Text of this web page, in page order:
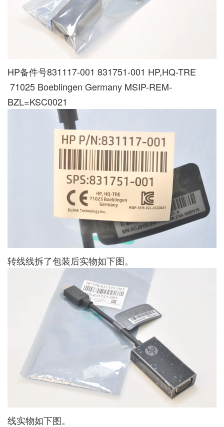
HP备件号831117-001 831751-001 HP,HQ-TRE
71025 Boeblingen Germany MSIP-REM-
BZL=KSC0021
转线线拆了包装后实物如下图。
线实物如下图。